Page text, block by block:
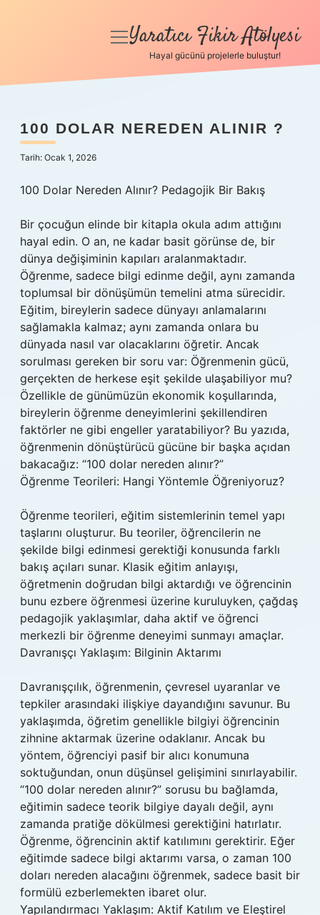
Anasayfa
Yasal Uyarı
menüyü
Yaratıcı Fikir Atölyesi
Hayal gücünü projelerle buluştur!
100 DOLAR NEREDEN ALINIR ?
Tarih: Ocak 1, 2026
100 Dolar Nereden Alınır? Pedagojik Bir Bakış
Bir çocuğun elinde bir kitapla okula adım attığını
hayal edin. O an, ne kadar basit görünse de, bir
dünya değişiminin kapıları aralanmaktadır.
Öğrenme, sadece bilgi edinme değil, aynı zamanda
toplumsal bir dönüşümün temelini atma sürecidir.
Eğitim, bireylerin sadece dünyayı anlamalarını
sağlamakla kalmaz; aynı zamanda onlara bu
dünyada nasıl var olacaklarını öğretir. Ancak
sorulması gereken bir soru var: Öğrenmenin gücü,
gerçekten de herkese eşit şekilde ulaşabiliyor mu?
Özellikle de günümüzün ekonomik koşullarında,
bireylerin öğrenme deneyimlerini şekillendiren
faktörler ne gibi engeller yaratabiliyor? Bu yazıda,
öğrenmenin dönüştürücü gücüne bir başka açıdan
bakacağız: “100 dolar nereden alınır?”
Öğrenme Teorileri: Hangi Yöntemle Öğreniyoruz?
Öğrenme teorileri, eğitim sistemlerinin temel yapı
taşlarını oluşturur. Bu teoriler, öğrencilerin ne
şekilde bilgi edinmesi gerektiği konusunda farklı
bakış açıları sunar. Klasik eğitim anlayışı,
öğretmenin doğrudan bilgi aktardığı ve öğrencinin
bunu ezbere öğrenmesi üzerine kuruluyken, çağdaş
pedagojik yaklaşımlar, daha aktif ve öğrenci
merkezli bir öğrenme deneyimi sunmayı amaçlar.
Davranışçı Yaklaşım: Bilginin Aktarımı
Davranışçılık, öğrenmenin, çevresel uyaranlar ve
tepkiler arasındaki ilişkiye dayandığını savunur. Bu
yaklaşımda, öğretim genellikle bilgiyi öğrencinin
zihnine aktarmak üzerine odaklanır. Ancak bu
yöntem, öğrenciyi pasif bir alıcı konumuna
soktuğundan, onun düşünsel gelişimini sınırlayabilir.
“100 dolar nereden alınır?” sorusu bu bağlamda,
eğitimin sadece teorik bilgiye dayalı değil, aynı
zamanda pratiğe dökülmesi gerektiğini hatırlatır.
Öğrenme, öğrencinin aktif katılımını gerektirir. Eğer
eğitimde sadece bilgi aktarımı varsa, o zaman 100
doları nereden alacağını öğrenmek, sadece basit bir
formülü ezberlemekten ibaret olur.
Yapılandırmacı Yaklaşım: Aktif Katılım ve Eleştirel